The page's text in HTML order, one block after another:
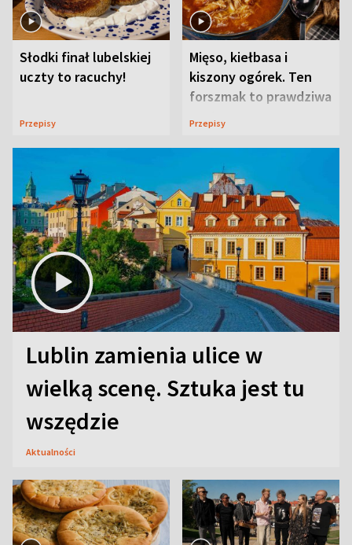
Słodki finał lubelskiej
uczty to racuchy!
Przepisy
Mięso, kiełbasa i
kiszony ogórek. Ten
forszmak to prawdziwa
uczta
Przepisy
Lublin zamienia ulice w
wielką scenę. Sztuka jest tu
wszędzie
Aktualności